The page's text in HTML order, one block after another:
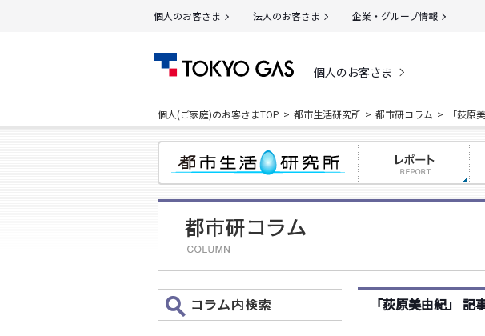
個人のお客さま 法人のお客さま 企業・グループ情報
個人のお客さま
個人(ご家庭)のお客さまTOP 都市生活研究所 都市研コラム 「荻原
「荻原美由紀」 記